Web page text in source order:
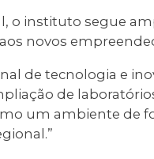
o instituto segue
novos
de tecnologia e
de
um ambiente de